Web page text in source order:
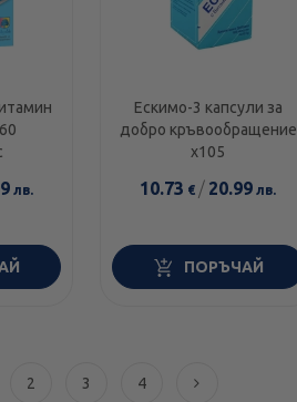
лв.
Ескимо-3 капсули за
добро кръвообращение
х105
10.73 € / 20.99 лв.
ПОРЪЧАЙ
2 3 4